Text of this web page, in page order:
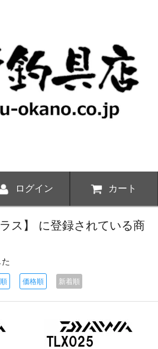
ログイン カート
ス】 に登録されている商
価格順 新着順